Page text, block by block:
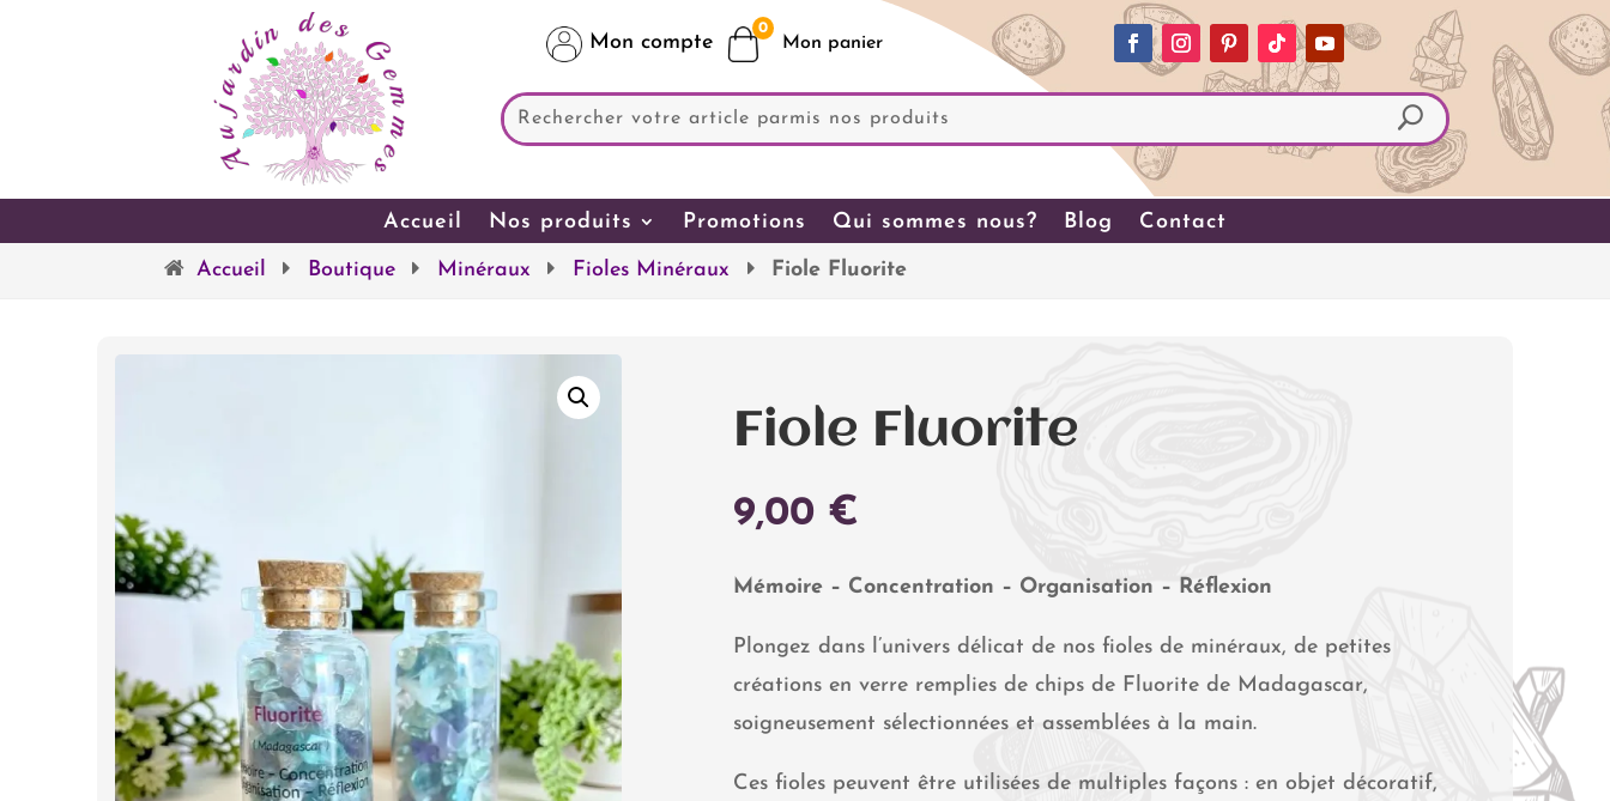
Mon compte
0
Accueil Nos produits Promotions Qui sommes nous? Blog Contact
Accueil Boutique Minéraux Fioles Minéraux Fiole Fluorite
Fiole Fluorite
9,00 €
Mémoire – Concentration – Organisation – Réflexion
Plongez dans l’univers délicat de nos fioles de minéraux, de petites
créations en verre remplies de chips de Fluorite de Madagascar,
soigneusement sélectionnées et assemblées à la main.
Ces fioles peuvent être utilisées de multiples façons : en objet décoratif,